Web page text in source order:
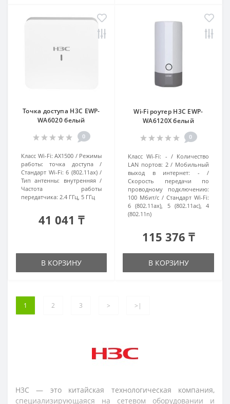
Точка доступа H3C EWP-
WA6020 белый
0
Класс Wi-Fi: AX1500
Режимы
работы:
точка доступа
Стандарт Wi-Fi: 6 (802.11ax)
Тип антенны:
внутренняя
Частота работы
передатчика: 2.4 ГГц, 5 ГГц
41 041 ₸
В КОРЗИНУ
Wi-Fi роутер H3C EWP-
WA6120X белый
0
Класс Wi-Fi: -
Количество
LAN портов: 2
Мобильный
выход в интернет:
-
Скорость передачи по
проводному подключению:
100 Мбит/с
Стандарт Wi-Fi:
6 (802.11ax), 5 (802.11ac), 4
(802.11n)
115 376 ₸
В КОРЗИНУ
1 2 3 > >|
H3C — это китайская технологическая компания,
специализирующаяся на сетевом оборудовании и